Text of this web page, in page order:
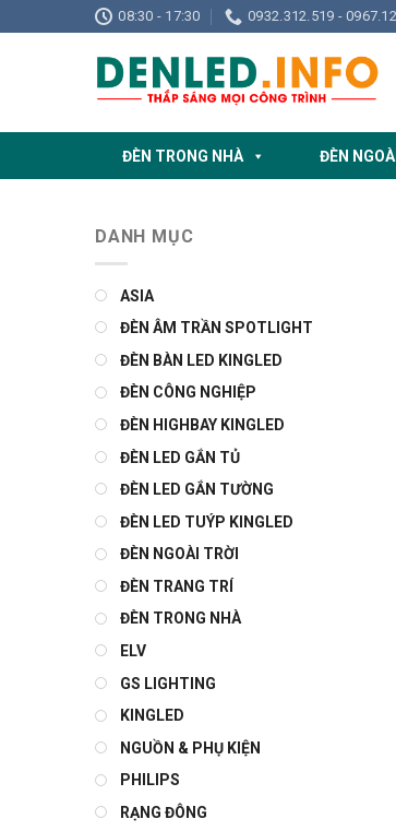
to
08:30 - 17:30 0932.312.519 -
ĐÈN TRONG NHÀ ĐÈN
DANH MỤC
ASIA
ĐÈN ÂM TRẦN SPOTLIGHT
ĐÈN BÀN LED KINGLED
ĐÈN CÔNG NGHIỆP
ĐÈN HIGHBAY KINGLED
ĐÈN LED GẮN TỦ
ĐÈN LED GẮN TƯỜNG
ĐÈN LED TUÝP KINGLED
ĐÈN NGOÀI TRỜI
ĐÈN TRANG TRÍ
ĐÈN TRONG NHÀ
ELV
GS LIGHTING
KINGLED
NGUỒN & PHỤ KIỆN
PHILIPS
RẠNG ĐÔNG